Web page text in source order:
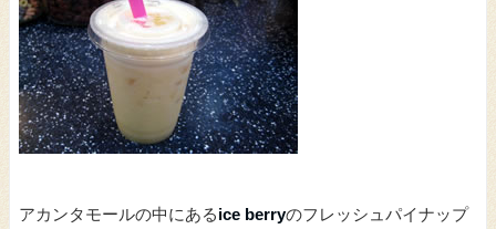
アカンタモールの中にあるice berryのフレッシュパイナップ